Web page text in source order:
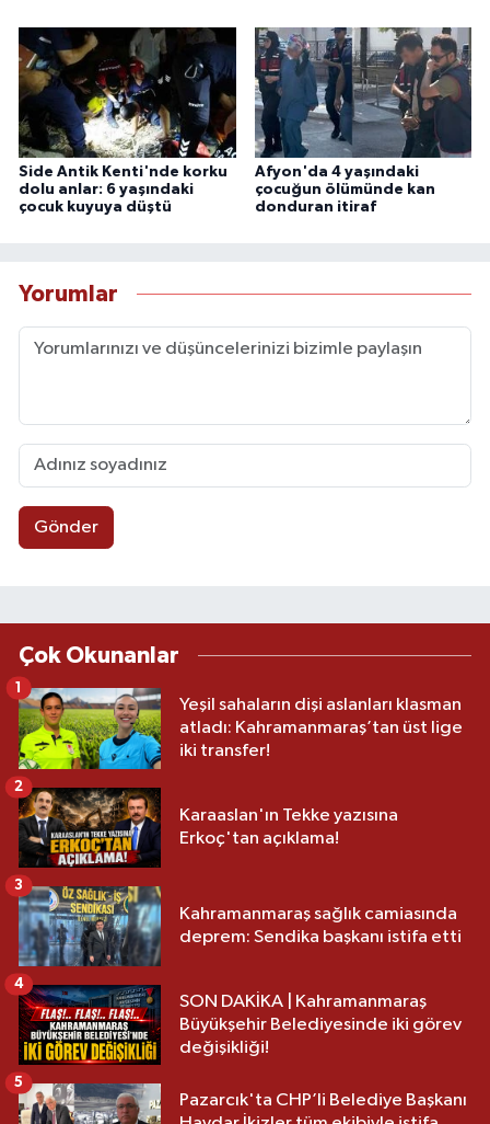
Side Antik Kenti'nde korku
dolu anlar: 6 yaşındaki
çocuk kuyuya düştü
Afyon'da 4 yaşındaki
çocuğun ölümünde kan
donduran itiraf
Yorumlar
Gönder
Çok Okunanlar
Yeşil sahaların dişi aslanları klasman
atladı: Kahramanmaraş’tan üst lige
iki transfer!
1
Karaaslan'ın Tekke yazısına
Erkoç'tan açıklama!
2
Kahramanmaraş sağlık camiasında
deprem: Sendika başkanı istifa etti
3
SON DAKİKA | Kahramanmaraş
Büyükşehir Belediyesinde iki görev
değişikliği!
4
Pazarcık'ta CHP’li Belediye Başkanı
5